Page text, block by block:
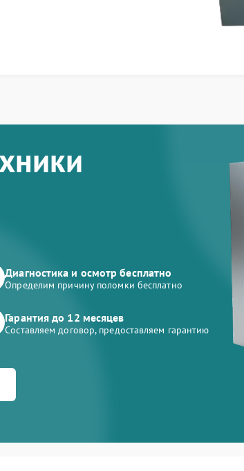
Диагностика и осмотр бесплатно
Определим причину поломки бесплатно
Гарантия до 12 месяцев
Составляем договор, предоставляем гарантию